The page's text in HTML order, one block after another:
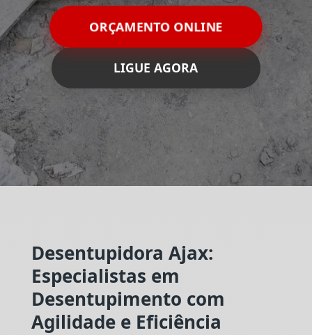
ORÇAMENTO ONLINE
LIGUE AGORA
Desentupidora Ajax:
Especialistas em
Desentupimento com
Agilidade e Eficiência